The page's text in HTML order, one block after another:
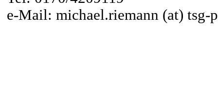
e-Mail: michael.riemann (at) tsg-